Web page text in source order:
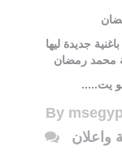
جديدة ليها
محمد رمضان
يت.....
واعلان